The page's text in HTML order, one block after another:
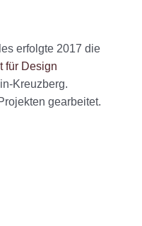
erfolgte 2017 die
für Design
Kreuzberg.
gearbeitet.